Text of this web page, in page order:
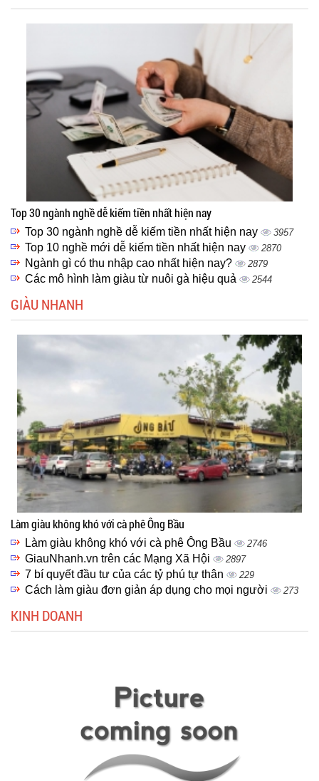
Top 30 ngành nghề dễ kiếm tiền nhất hiện nay
Top 30 ngành nghề dễ kiếm tiền nhất hiện nay 3957
Top 10 nghề mới dễ kiếm tiền nhất hiện nay 2870
Ngành gì có thu nhập cao nhất hiện nay? 2879
Các mô hình làm giàu từ nuôi gà hiệu quả 2544
GIÀU NHANH
Làm giàu không khó với cà phê Ông Bầu
Làm giàu không khó với cà phê Ông Bầu 2746
GiauNhanh.vn trên các Mạng Xã Hội 2897
7 bí quyết đầu tư của các tỷ phú tự thân 229
Cách làm giàu đơn giản áp dụng cho mọi người 273
KINH DOANH